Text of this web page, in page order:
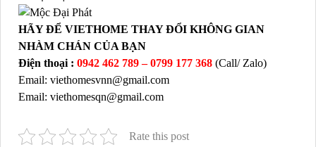
HÃY ĐỂ VIETHOME THAY ĐỔI KHÔNG GIAN
NHÀM CHÁN CỦA BẠN
Điện thoại : 0942 462 789 –0799 177 368 (Call/ Zalo)
Email: viethomesvnn@gmail.com
Email: viethomesqn@gmail.com
Rate this post